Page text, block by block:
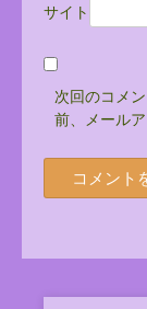
サイト
次回のコメ
前、メール